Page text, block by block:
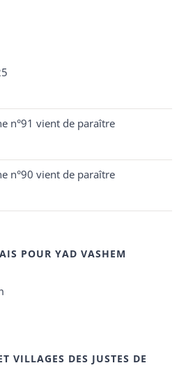
n°91 vient de paraître
n°90 vient de paraître
POUR YAD VASHEM
VILLAGES DES JUSTES DE